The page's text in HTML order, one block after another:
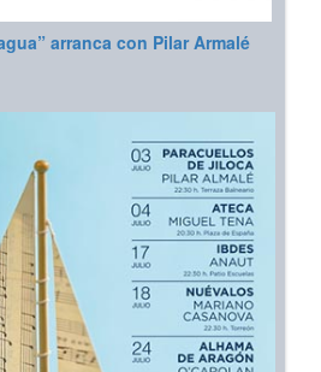
arranca con Pilar Armalé